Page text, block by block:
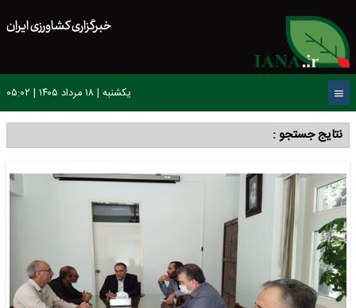
خبرگزاری کشاورزی ایران
یکشنبه | ۱۸ مرداد ۱۴۰۵ | ۰۵:۰۲
نتایج جستجو :